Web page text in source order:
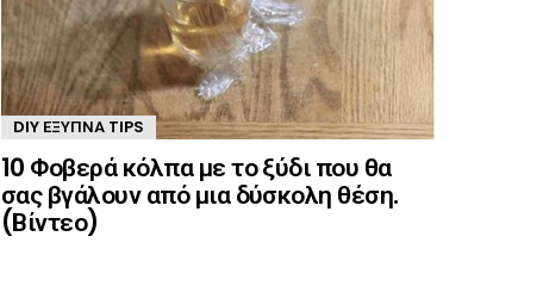
DIY ΈΞΥΠΝΑ TIPS
10 Φοβερά κόλπα με το ξύδι που θα
σας βγάλουν από μια δύσκολη θέση.
(Βίντεο)